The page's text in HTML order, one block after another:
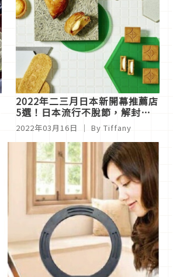
2022年二三月日本新開幕推薦店
5選！日本流行不脫節，解封前
先MEMO起來
2022年03月16日 ｜ By Tiffany